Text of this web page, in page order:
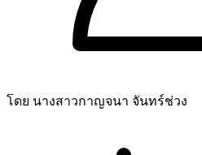
โดย นางสาวกาญจนา จันทร์ช่วง